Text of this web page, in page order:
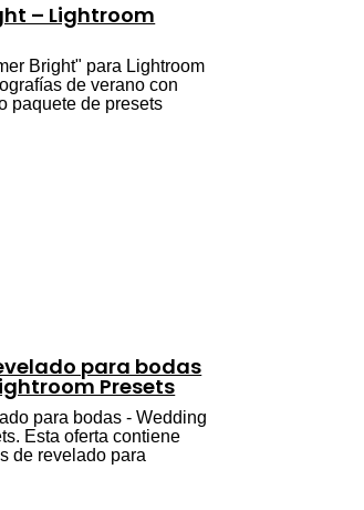
– Lightroom
Bright" para Lightroom
de verano con
paquete de presets
para bodas
Presets
para bodas - Wedding
Esta oferta contiene
de revelado para